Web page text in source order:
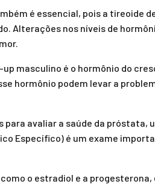
é essencial, pois a tireoide
Alterações nos níveis de
masculino é o hormônio do
hormônio podem levar a
avaliar a saúde da próstata,
Específico) é um exame
o estradiol e a